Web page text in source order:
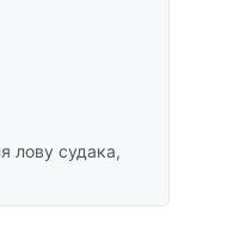
лову судака,